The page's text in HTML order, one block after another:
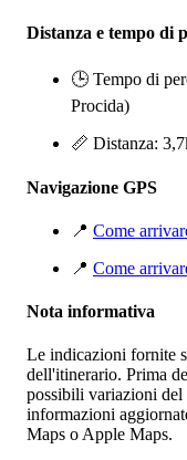
Distanza e tempo di
🕒 Tempo di
Procida)
📏 Distanza:
Navigazione GPS
📍 Come
📍 Come
Nota informativa
Le indicazioni fornite
dell'itinerario. Prima
possibili variazioni del
informazioni
Maps o Apple Maps.